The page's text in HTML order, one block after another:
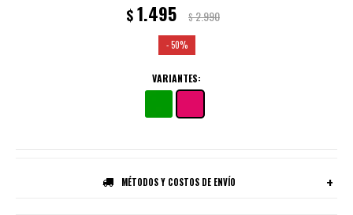
$ 1.495 $2.990
50
VARIANTES:
MÉTODOS Y COSTOS DE ENVÍO